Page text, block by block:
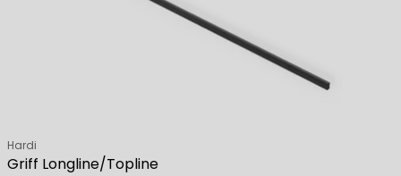
Griff Longline/Topline
Verkäufer:
Hardi